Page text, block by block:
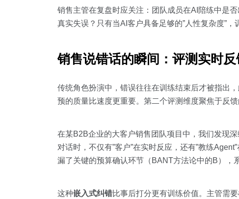
销售主管在复盘时应关注：团队成员在AI陪练中是
真实失误？只有当AI客户具备足够的”人性复杂度”，
销售说错话的瞬间：评测实时
传统角色扮演中，错误往往在训练结束后才被指出
预的质量比速度更重要。第二个评测维度聚焦于反
在某B2B企业的大客户销售团队项目中，我们发现
对话时，不仅有”客户”在实时反应，还有”教练
漏了关键的预算确认环节（BANT方法论中的B），
这种嵌入式纠错比事后打分更有训练价值。主管需